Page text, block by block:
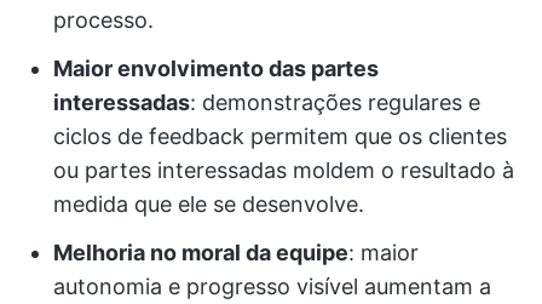
processo.
Maior envolvimento das partes
interessadas: demonstrações regulares e
ciclos de feedback permitem que os clientes
ou partes interessadas moldem o resultado à
medida que ele se desenvolve.
Melhoria no moral da equipe: maior
autonomia e progresso visível aumentam a